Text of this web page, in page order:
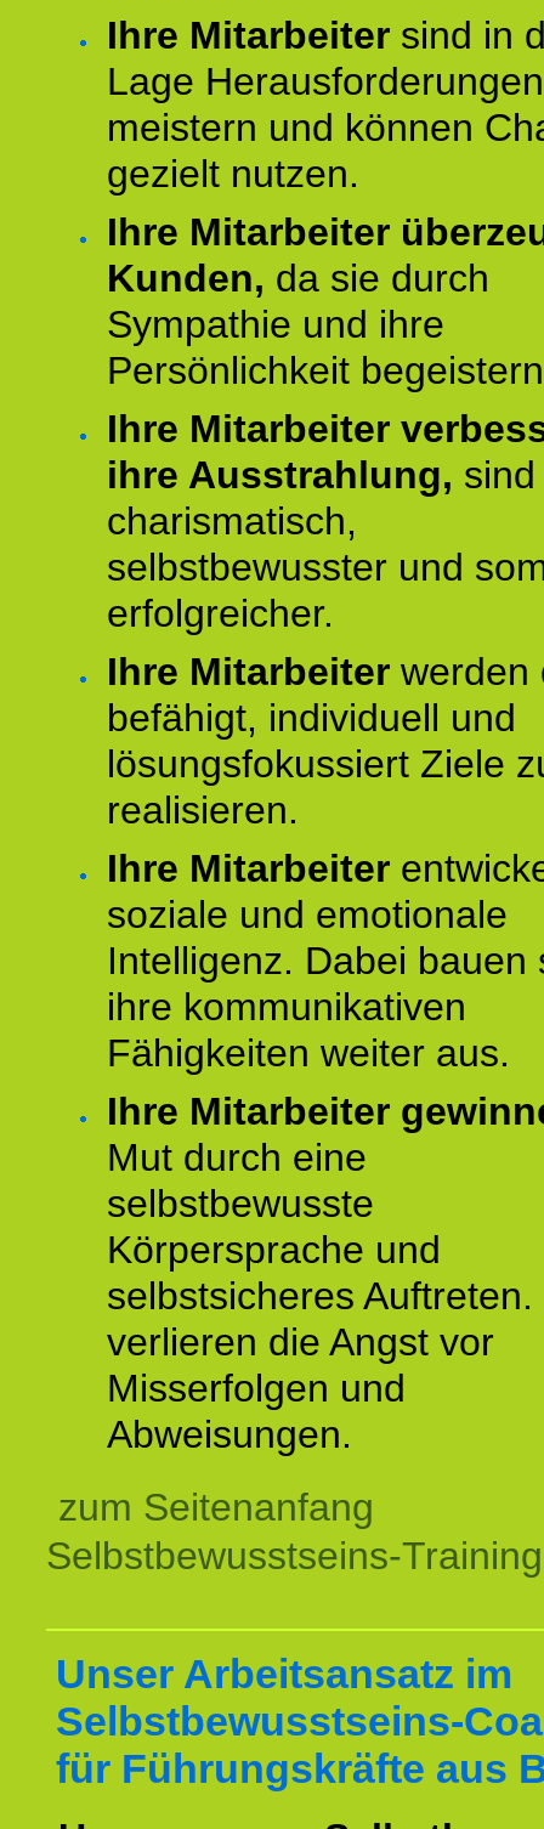
Ihre Mitarbeiter sind in
Lage
meistern und können
gezielt nutzen.
Ihre Mitarbeiter
Kunden, da sie durch
Sympathie und ihre
Persönlichkeit
Ihre Mitarbeiter
ihre Ausstrahlung, sind
charismatisch,
selbstbewusster und
erfolgreicher.
Ihre Mitarbeiter werden
befähigt, individuell und
lösungsfokussiert Ziele
realisieren.
Ihre Mitarbeiter
soziale und emotionale
Intelligenz. Dabei bauen
ihre kommunikativen
Fähigkeiten weiter aus.
Ihre Mitarbeiter
Mut durch eine
selbstbewusste
Körpersprache und
selbstsicheres Auftreten.
verlieren die Angst vor
Misserfolgen und
Abweisungen.
zum Seitenanfang
Selbstbewusstseins-
Unser Arbeitsansatz im
Selbstbewusstseins-
für Führungskräfte aus